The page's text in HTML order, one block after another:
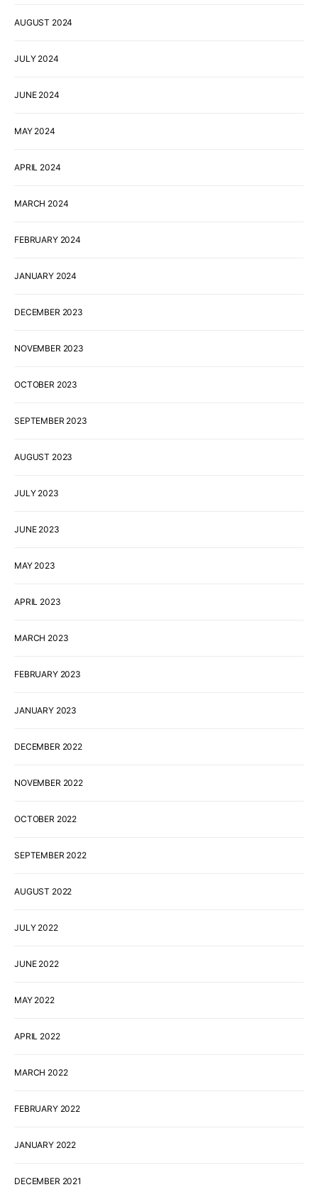
AUGUST 2024
JULY 2024
JUNE 2024
MAY 2024
APRIL 2024
MARCH 2024
FEBRUARY 2024
JANUARY 2024
DECEMBER 2023
NOVEMBER 2023
OCTOBER 2023
SEPTEMBER 2023
AUGUST 2023
JULY 2023
JUNE 2023
MAY 2023
APRIL 2023
MARCH 2023
FEBRUARY 2023
JANUARY 2023
DECEMBER 2022
NOVEMBER 2022
OCTOBER 2022
SEPTEMBER 2022
AUGUST 2022
JULY 2022
JUNE 2022
MAY 2022
APRIL 2022
MARCH 2022
FEBRUARY 2022
JANUARY 2022
DECEMBER 2021